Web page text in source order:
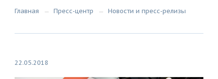
Главная Пресс-центр Новости и пресс-релизы
22.05.2018